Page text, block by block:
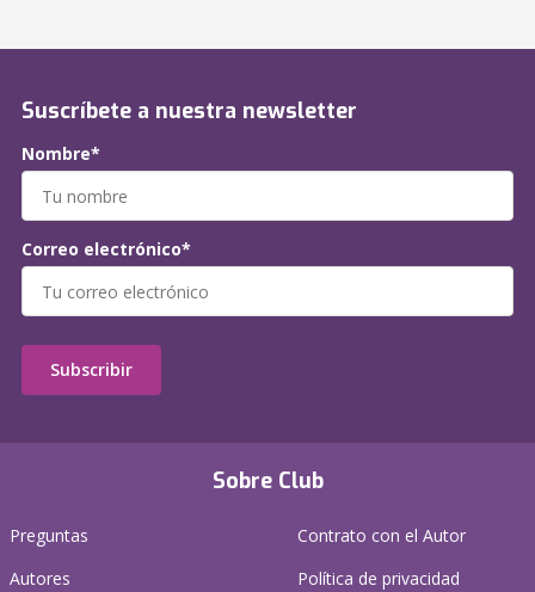
Sobre Club
Preguntas
Autores
Contrato con el Autor
Política de privacidad
Suscríbete a nuestra newsletter
Nombre*
Correo electrónico*
Subscribir